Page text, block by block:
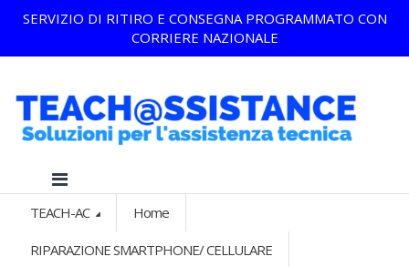
SERVIZIO DI RITIRO E CONSEGNA PROGRAMMATO CON
CORRIERE NAZIONALE
TEACH-AC Home
RIPARAZIONE SMARTPHONE/ CELLULARE